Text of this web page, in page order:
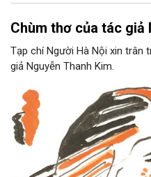
Chùm thơ của tác giả
Tạp chí Người Hà Nội xin trân
giả Nguyễn Thanh Kim.